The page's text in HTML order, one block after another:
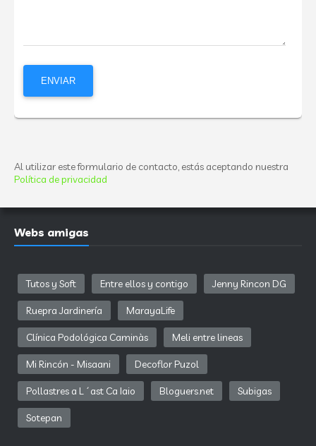
Al utilizar este formulario de contacto, estás aceptando nuestra
Política de privacidad
Webs amigas
Tutos y Soft Entre ellos y contigo Jenny Rincon DG
Ruepra Jardinería MarayaLife
Clínica Podológica Caminàs Meli entre lineas
Mi Rincón - Misaani Decoflor Puzol
Pollastres a L´ast Ca Iaio Bloguers.net Subigas
Sotepan